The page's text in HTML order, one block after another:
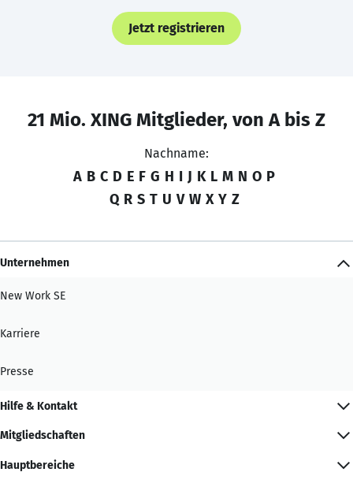
Jetzt registrieren
21 Mio. XING Mitglieder, von A bis Z
Nachname:
A B C D E F G H I J K L M N O P
Q R S T U V W X Y Z
Unternehmen
New Work SE
Karriere
Presse
Hilfe & Kontakt
Mitgliedschaften
Hauptbereiche